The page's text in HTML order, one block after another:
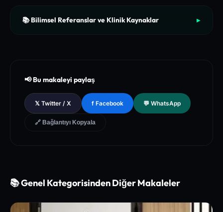
📚 Bilimsel Referanslar ve Klinik Kaynaklar ▶
l Database of Peer-Reviewed Clinical Trials
[3]
The Lancet - Global Health and Preventive Medicine Guidel
ines for Chronic Metabolic Syndrome Management
📢 Bu makaleyi paylaş
𝕏 Twitter / X f Facebook 💬 WhatsApp
🔗 Bağlantıyı Kopyala
📚 Genel Kategorisinden Diğer Makaleler